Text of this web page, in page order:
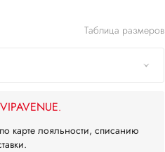
Таблица размеров
VIPAVENUE.
карте лояльности, списанию